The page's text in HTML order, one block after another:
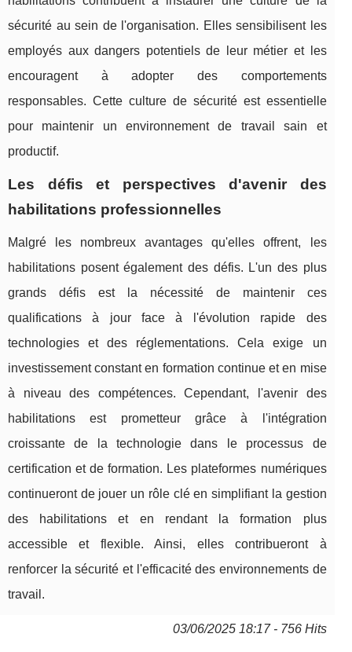
sécurité au sein de l'organisation. Elles sensibilisent les
employés aux dangers potentiels de leur métier et les
encouragent à adopter des comportements
responsables. Cette culture de sécurité est essentielle
pour maintenir un environnement de travail sain et
productif.
Les défis et perspectives d'avenir des
habilitations professionnelles
Malgré les nombreux avantages qu'elles offrent, les
habilitations posent également des défis. L'un des plus
grands défis est la nécessité de maintenir ces
qualifications à jour face à l'évolution rapide des
technologies et des réglementations. Cela exige un
investissement constant en formation continue et en mise
à niveau des compétences. Cependant, l'avenir des
habilitations est prometteur grâce à l'intégration
croissante de la technologie dans le processus de
certification et de formation. Les plateformes numériques
continueront de jouer un rôle clé en simplifiant la gestion
des habilitations et en rendant la formation plus
accessible et flexible. Ainsi, elles contribueront à
renforcer la sécurité et l'efficacité des environnements de
travail.
03/06/2025 18:17 - 756 Hits